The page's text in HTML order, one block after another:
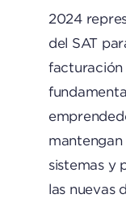
2024
del SAT
facturación
sistemas y
las nuevas